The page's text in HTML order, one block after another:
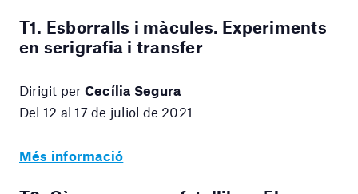
T1. Esborralls i màcules. Experiments
en serigrafia i transfer
Dirigit per Cecília Segura
Del 12 al 17 de juliol de 2021
Més informació